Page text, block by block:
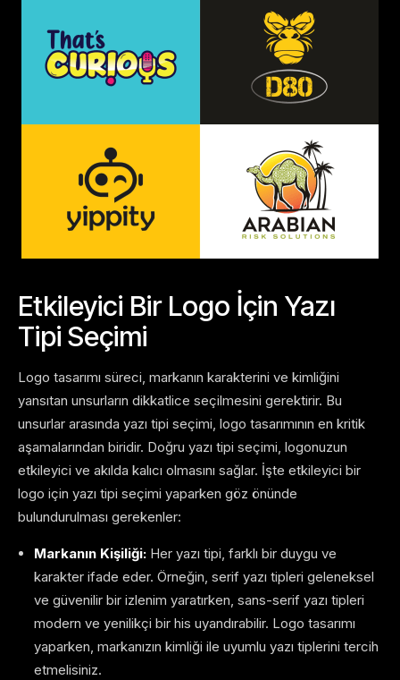
Etkileyici Bir Logo İçin Yazı
Tipi Seçimi
Logo tasarımı süreci, markanın karakterini ve kimliğini
yansıtan unsurların dikkatlice seçilmesini gerektirir. Bu
unsurlar arasında yazı tipi seçimi, logo tasarımının en kritik
aşamalarından biridir. Doğru yazı tipi seçimi, logonuzun
etkileyici ve akılda kalıcı olmasını sağlar. İşte etkileyici bir
logo için yazı tipi seçimi yaparken göz önünde
bulundurulması gerekenler:
Markanın Kişiliği: Her yazı tipi, farklı bir duygu ve
karakter ifade eder. Örneğin, serif yazı tipleri geleneksel
ve güvenilir bir izlenim yaratırken, sans-serif yazı tipleri
modern ve yenilikçi bir his uyandırabilir. Logo tasarımı
yaparken, markanızın kimliği ile uyumlu yazı tiplerini tercih
etmelisiniz.